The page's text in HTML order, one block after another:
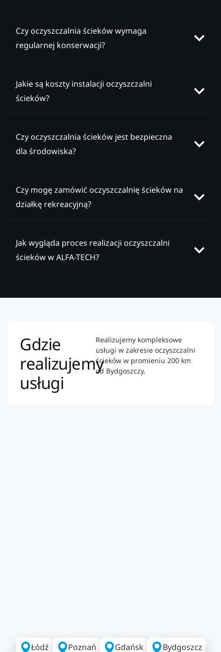
Czy oczyszczalnia ścieków wymaga
regularnej konserwacji?
Jakie są koszty instalacji oczyszczalni
ścieków?
Czy oczyszczalnia ścieków jest bezpieczna
dla środowiska?
Czy mogę zamówić oczyszczalnię ścieków na
działkę rekreacyjną?
Jak wygląda proces realizacji oczyszczalni
ścieków w ALFA-TECH?
Gdzie
realizujemy
usługi
Realizujemy kompleksowe
usługi w zakresie oczyszczalni
ścieków w promieniu 200 km
od Bydgoszczy.
Łódź Poznań Gdańsk Bydgoszcz